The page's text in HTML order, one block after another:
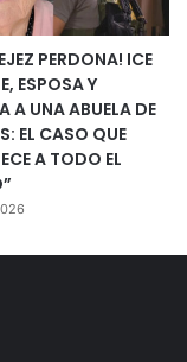
PERDONA! ICE
ESPOSA Y
A UNA ABUELA DE
EL CASO QUE
A TODO EL